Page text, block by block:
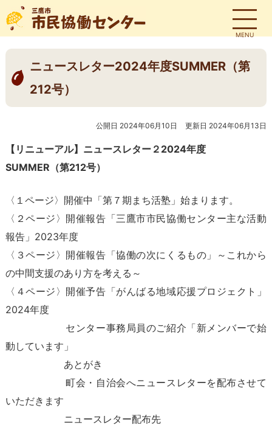
MENU
ニュースレター2024年度SUMMER（第
212号）
公開日 2024年06月10日 更新日 2024年06月13日
【リニューアル】ニュースレター２2024年度
SUMMER（第212号）
〈１ページ〉開催中「第７期まち活塾」始まります。
〈２ページ〉開催報告「三鷹市市民協働センター主な活動
報告」2023年度
〈３ページ〉開催報告「協働の次にくるもの」～これから
の中間支援のあり方を考える～
〈４ページ〉開催予告「がんばる地域応援プロジェクト」
2024年度
センター事務局員のご紹介「新メンバーで始
動しています」
あとがき
町会・自治会へニュースレターを配布させて
いただきます
ニュースレター配布先